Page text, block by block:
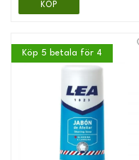
KÖP
Köp 5 betala för 4